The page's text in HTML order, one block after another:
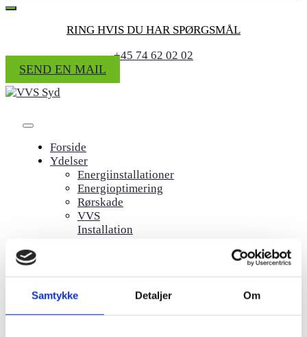
Samtykke Detaljer Om
RING HVIS DU HAR SPØRGSMÅL
+45 74 62 02 02
SEND EN MAIL
Forside
Ydelser
Energiinstallationer
Energioptimering
Rørskade
VVS
Installation
Karriere
Kontaktformular